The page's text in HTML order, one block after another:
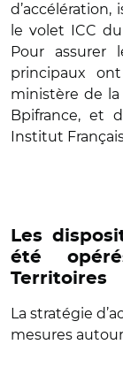
le volet ICC
Pour assurer
principaux
ministère de la
Bpifrance, et
Institut
Les
été
Territoires
La stratégie
mesures